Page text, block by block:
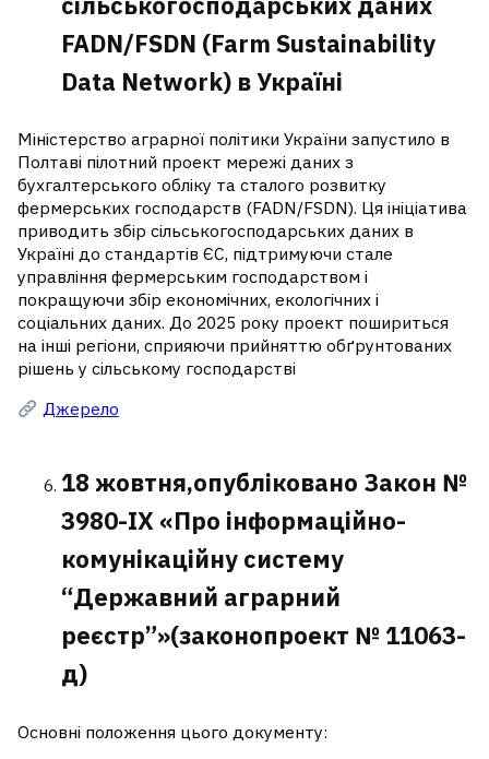
FADN/FSDN (Farm Sustainability
Data Network) в Україні
Міністерство аграрної політики України запустило в
Полтаві пілотний проект мережі даних з
бухгалтерського обліку та сталого розвитку
фермерських господарств (FADN/FSDN). Ця ініціатива
приводить збір сільськогосподарських даних в
Україні до стандартів ЄС, підтримуючи стале
управління фермерським господарством і
покращуючи збір економічних, екологічних і
соціальних даних. До 2025 року проект пошириться
на інші регіони, сприяючи прийняттю обґрунтованих
рішень у сільському господарстві
Джерело
18 жовтня,опубліковано Закон №
3980-IX «Про інформаційно-
комунікаційну систему
“Державний аграрний
реєстр”»(законопроект № 11063-
д)
Основні положення цього документу: